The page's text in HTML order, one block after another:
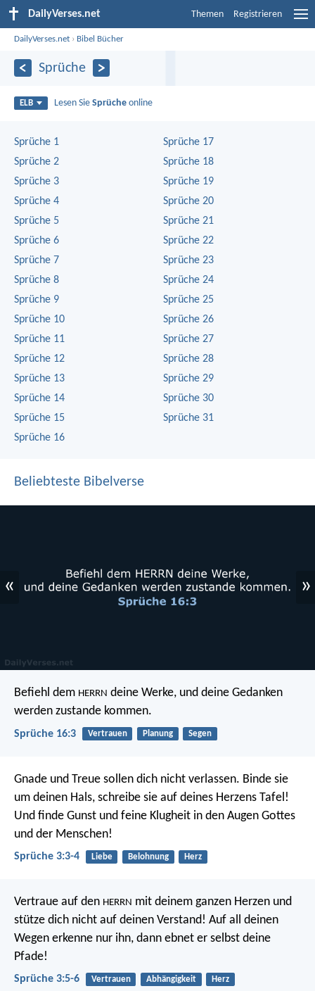
DailyVerses.net Themen Registrieren
DailyVerses.net › Bibel Bücher
Sprüche
ELB Lesen SieSprüche online
Sprüche 1
Sprüche 2
Sprüche 3
Sprüche 4
Sprüche 5
Sprüche 6
Sprüche 7
Sprüche 8
Sprüche 9
Sprüche 10
Sprüche 11
Sprüche 12
Sprüche 13
Sprüche 14
Sprüche 15
Sprüche 16
Sprüche 17
Sprüche 18
Sprüche 19
Sprüche 20
Sprüche 21
Sprüche 22
Sprüche 23
Sprüche 24
Sprüche 25
Sprüche 26
Sprüche 27
Sprüche 28
Sprüche 29
Sprüche 30
Sprüche 31
Beliebteste Bibelverse
« »
Befiehl dem HERRN deine Werke, und deine Gedanken
werden zustande kommen.
Sprüche 16:3 Vertrauen Planung Segen
Gnade und Treue sollen dich nicht verlassen. Binde sie
um deinen Hals, schreibe sie auf deines Herzens Tafel!
Und finde Gunst und feine Klugheit in den Augen Gottes
und der Menschen!
Sprüche 3:3-4 Liebe Belohnung Herz
Vertraue auf den HERRN mit deinem ganzen Herzen und
stütze dich nicht auf deinen Verstand! Auf all deinen
Wegen erkenne nur ihn, dann ebnet er selbst deine
Pfade!
Sprüche 3:5-6 Vertrauen Abhängigkeit Herz